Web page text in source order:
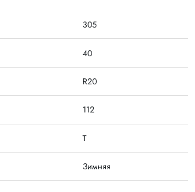
305
40
R20
112
T
Зимняя